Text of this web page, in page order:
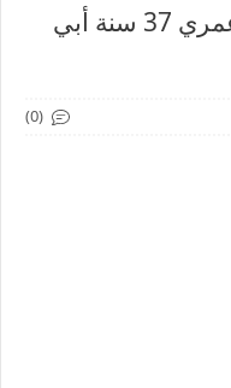
سعودية من منطقة جازان عمري 37 سنة أبي
(0)